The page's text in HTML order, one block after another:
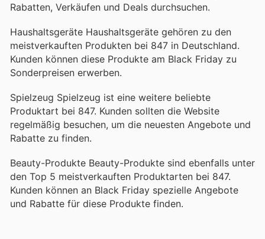
Rabatten, Verkäufen und Deals durchsuchen.
Haushaltsgeräte Haushaltsgeräte gehören zu den
meistverkauften Produkten bei 847 in Deutschland.
Kunden können diese Produkte am Black Friday zu
Sonderpreisen erwerben.
Spielzeug Spielzeug ist eine weitere beliebte
Produktart bei 847. Kunden sollten die Website
regelmäßig besuchen, um die neuesten Angebote und
Rabatte zu finden.
Beauty-Produkte Beauty-Produkte sind ebenfalls unter
den Top 5 meistverkauften Produktarten bei 847.
Kunden können an Black Friday spezielle Angebote
und Rabatte für diese Produkte finden.